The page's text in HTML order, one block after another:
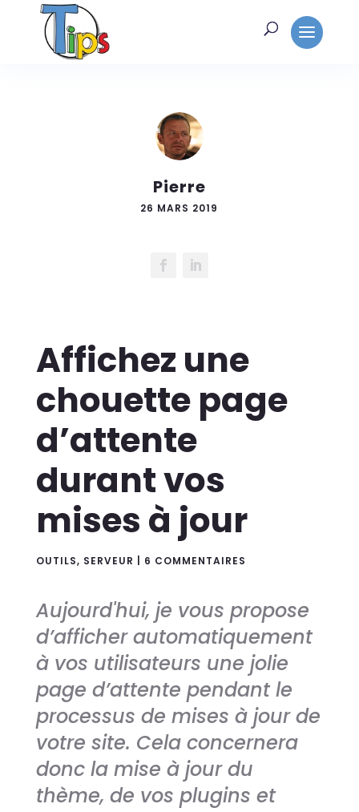
Pierre
26 MARS 2019
Affichez une
chouette page
d’attente
durant vos
mises à jour
OUTILS, SERVEUR 6 COMMENTAIRES
Aujourd'hui, je vous propose
d’afficher automatiquement
à vos utilisateurs une jolie
page d’attente pendant le
processus de mises à jour de
votre site. Cela concernera
donc la mise à jour du
thème, de vos plugins et